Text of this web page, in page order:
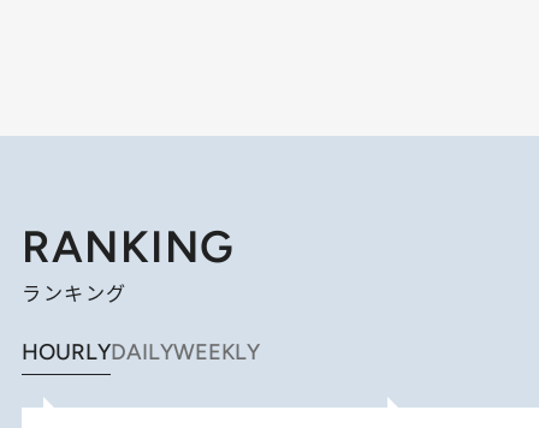
RANKING
ランキング
HOURLYDAILYWEEKLY